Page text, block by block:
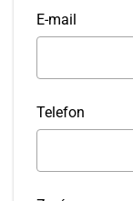
E-mail
Telefon